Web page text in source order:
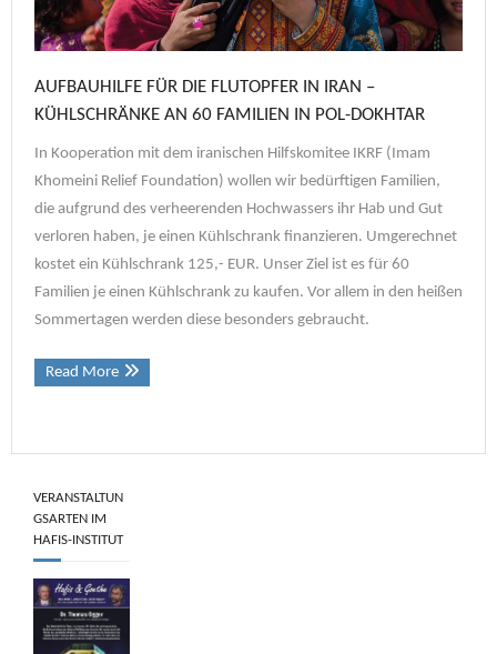
AUFBAUHILFE FÜR DIE FLUTOPFER IN IRAN –
KÜHLSCHRÄNKE AN 60 FAMILIEN IN POL-DOKHTAR
In Kooperation mit dem iranischen Hilfskomitee IKRF (Imam
Khomeini Relief Foundation) wollen wir bedürftigen Familien,
die aufgrund des verheerenden Hochwassers ihr Hab und Gut
verloren haben, je einen Kühlschrank finanzieren. Umgerechnet
kostet ein Kühlschrank 125,- EUR. Unser Ziel ist es für 60
Familien je einen Kühlschrank zu kaufen. Vor allem in den heißen
Sommertagen werden diese besonders gebraucht.
Read More
VERANSTALTUN
GSARTEN IM
HAFIS-INSTITUT